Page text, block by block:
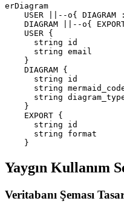
erDiagram
USER ||--o{ DIAGRAM
DIAGRAM ||--o{
    USER {
      string id
      string email
    }
    DIAGRAM {
      string id
string
string
    }
    EXPORT {
      string id
      string format
    }
Yaygın Kullanım
Veritabanı Şeması